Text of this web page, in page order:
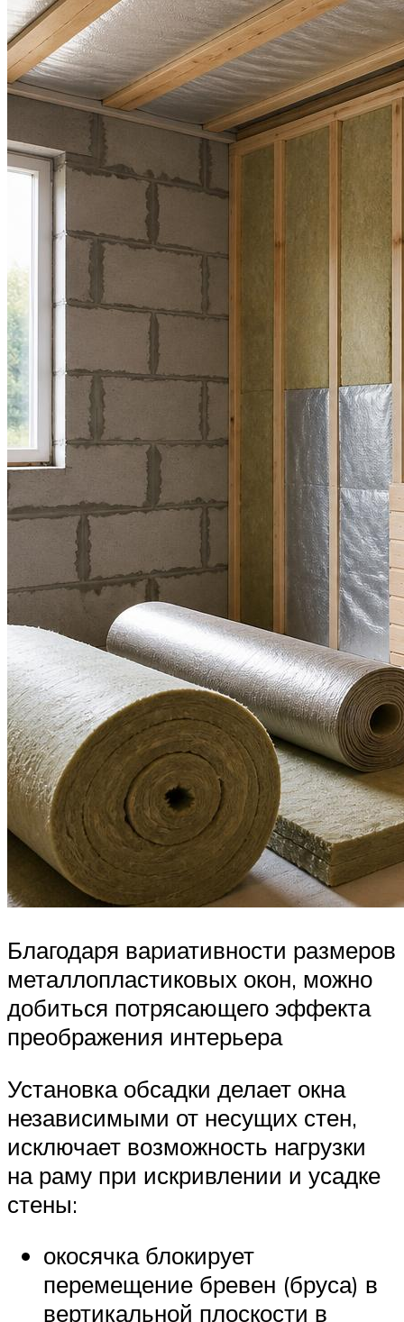
Благодаря вариативности размеров
металлопластиковых окон, можно
добиться потрясающего эффекта
преображения интерьера
Установка обсадки делает окна
независимыми от несущих стен,
исключает возможность нагрузки
на раму при искривлении и усадке
стены:
окосячка блокирует
перемещение бревен (бруса) в
вертикальной плоскости в